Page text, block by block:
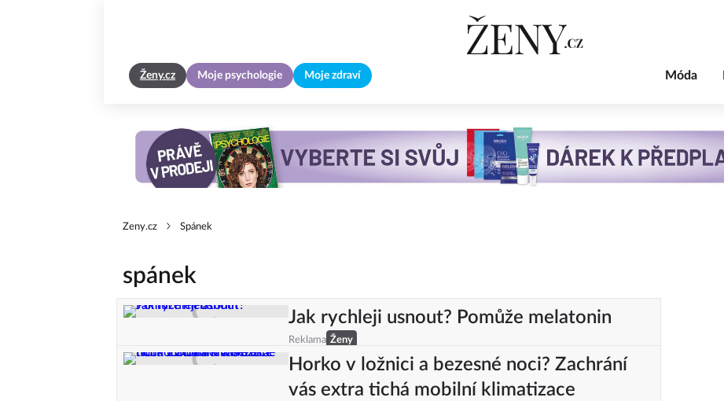
Ženy.cz Moje psychologie Moje zdraví Móda
Zeny.cz Spánek
spánek
Jak rychleji usnout? Pomůže melatonin
Reklama Ženy
Horko v ložnici a bezesné noci? Zachrání
vás extra tichá mobilní klimatizace